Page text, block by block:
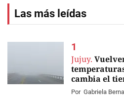
Las más leídas
Jujuy.
cambia el
Por Gabriela